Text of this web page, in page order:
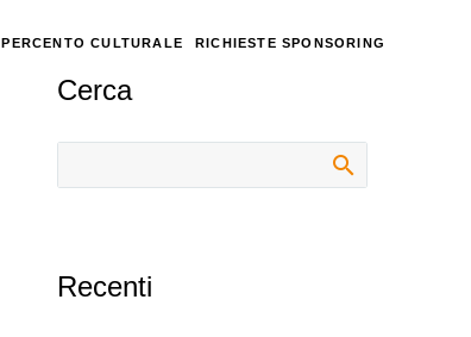
PERCENTO CULTURALE RICHIESTE SPONSORING
Cerca
Recenti